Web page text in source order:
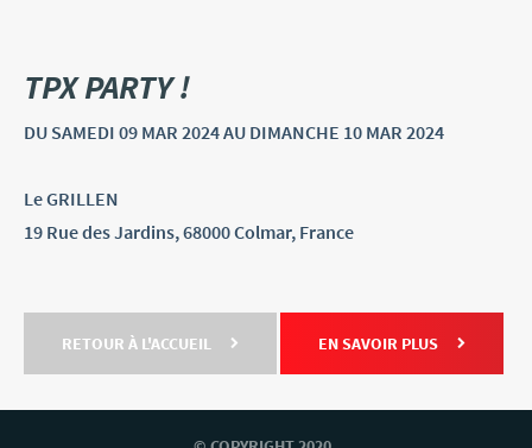
TPX PARTY !
DU SAMEDI 09 MAR 2024AU DIMANCHE 10 MAR 2024
Le GRILLEN
19 Rue des Jardins, 68000 Colmar, France
RETOUR À L'ACCUEIL EN SAVOIR PLUS